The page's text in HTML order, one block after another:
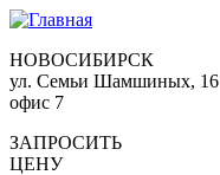
НОВОСИБИРСК
ул. Семьи Шамшиных, 16
офис 7
ЗАПРОСИТЬ
ЦЕНУ